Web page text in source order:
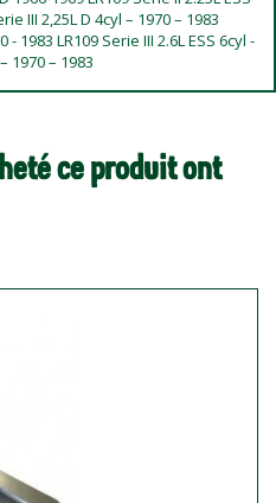
III 2,25L D 4cyl – 1970 – 1983
- 1983 LR109 Serie III 2.6L ESS 6cyl -
1970 – 1983
ce produit ont